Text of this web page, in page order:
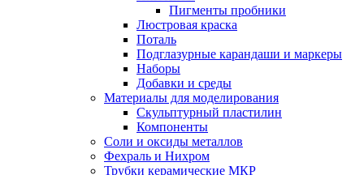
Пигменты пробники
Люстровая краска
Поталь
Подглазурные карандаши и маркеры
Наборы
Добавки и среды
Материалы для моделирования
Скульптурный пластилин
Компоненты
Соли и оксиды металлов
Фехраль и Нихром
Трубки керамические МКР